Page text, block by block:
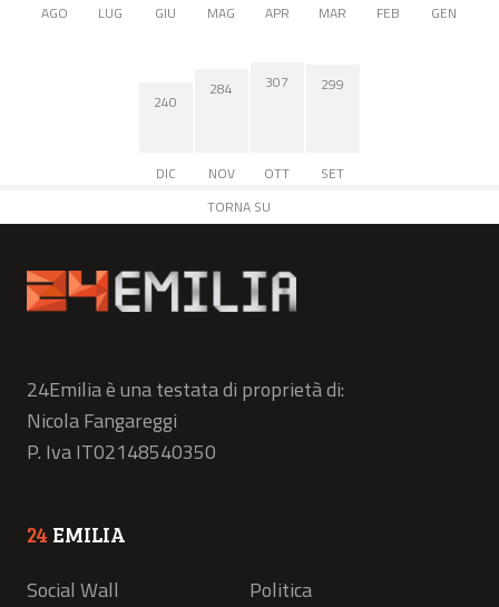
AGO
LUG GIU MAG APR MAR FEB GEN
240
DIC
284
NOV
307
OTT
299
SET
TORNA SU
24Emilia è una testata di proprietà di:
Nicola Fangareggi
P. Iva IT02148540350
24 EMILIA
Social Wall
Politica